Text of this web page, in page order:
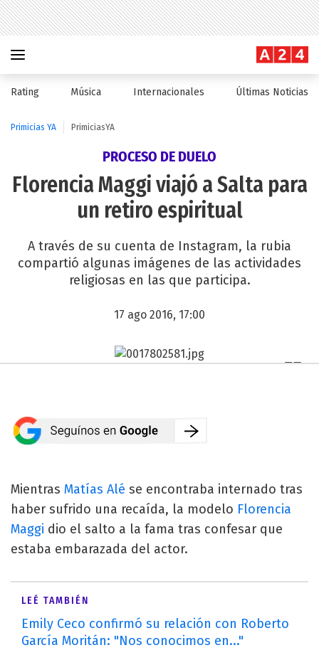
Rating Música Internacionales Últimas Noticias
Primicias YA PrimiciasYA
PROCESO DE DUELO
Florencia Maggi viajó a Salta para
un retiro espiritual
A través de su cuenta de Instagram, la rubia
compartió algunas imágenes de las actividades
religiosas en las que participa.
17 ago 2016, 17:00
Mientras Matías Alé se encontraba internado tras
haber sufrido una recaída, la modelo Florencia
Maggi dio el salto a la fama tras confesar que
estaba embarazada del actor.
LEÉ TAMBIÉN
Emily Ceco confirmó su relación con Roberto
García Moritán: "Nos conocimos en..."